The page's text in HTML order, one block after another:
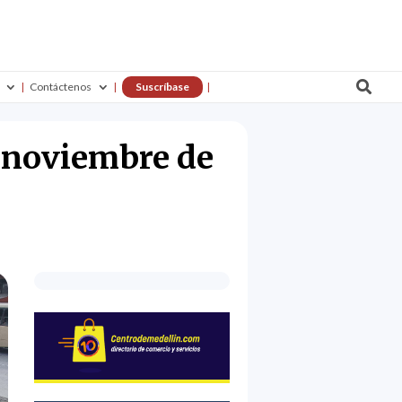
Contáctenos Suscríbase 
de